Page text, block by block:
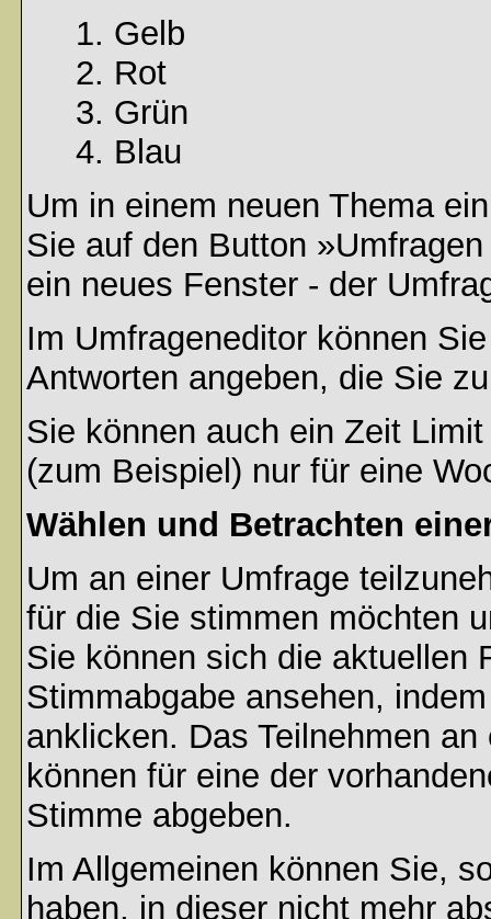
Gelb
Rot
Grün
Blau
Um in einem neuen Thema
Sie auf den Button
ein neues Fenster - der
Im Umfrageneditor können
Antworten angeben, die Sie
Sie können auch ein Zeit
(zum Beispiel) nur für eine
Wählen und Betrachten
Um an einer Umfrage
für die Sie stimmen möchten
Sie können sich die aktuellen
Stimmabgabe ansehen,
anklicken. Das Teilnehmen
können für eine der
Stimme abgeben.
Im Allgemeinen können Sie,
haben, in dieser nicht mehr